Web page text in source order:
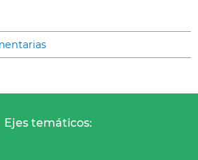
Ejes temáticos: